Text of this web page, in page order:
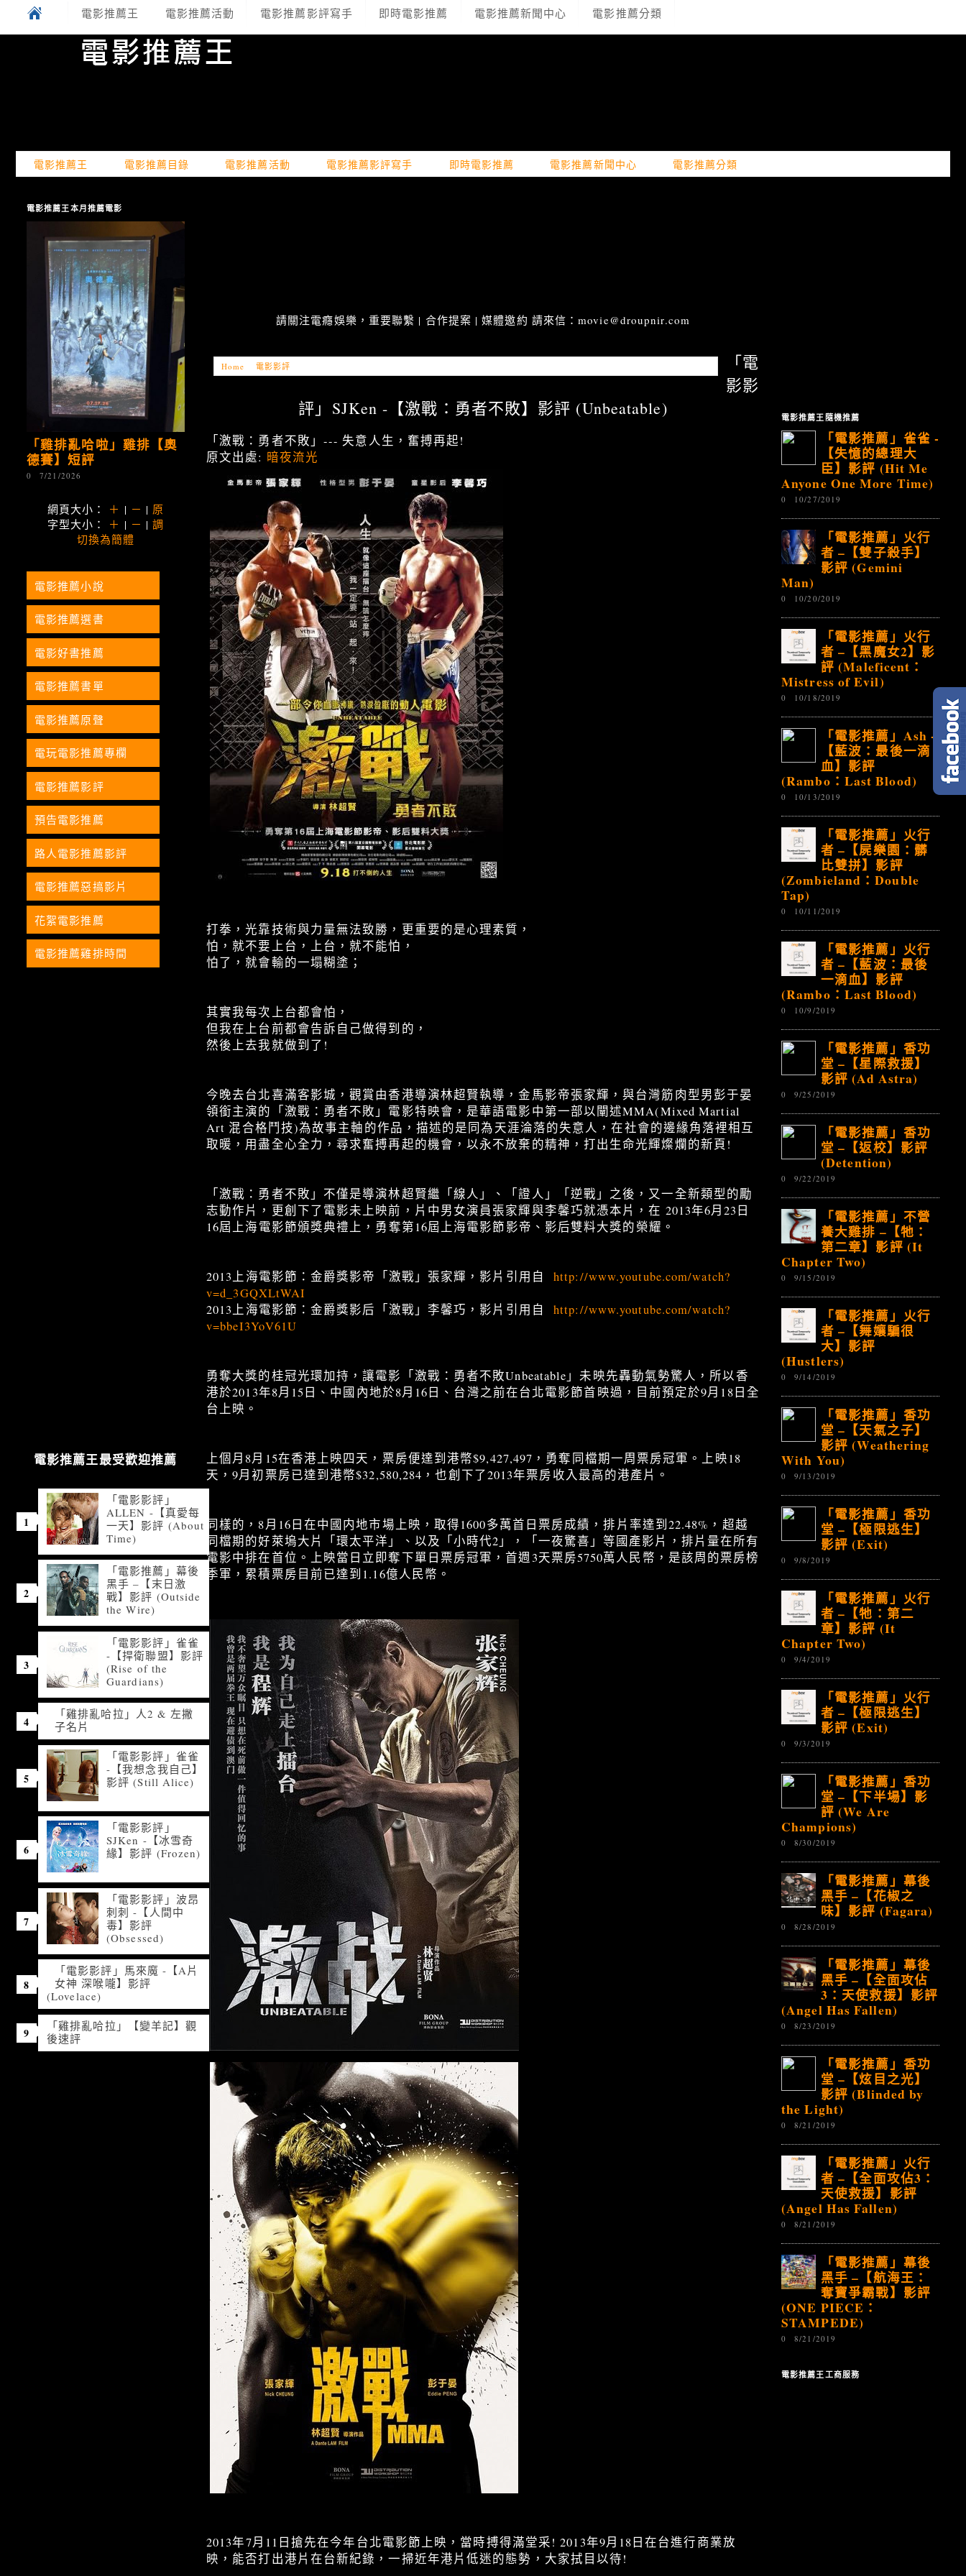
電影推薦王 電影推薦活動 電影推薦影評寫手 即時電影推薦 電影推薦新聞中心 電影推薦分類
電影推薦王 電影推薦目錄 電影推薦活動 電影推薦影評寫手 即時電影推薦 電影推薦新聞中心 電影推薦分類
請關注電癮娛樂，重要聯繫 | 合作提案 | 媒體邀約 請來信：movie@droupnir.com
Home 電影影評
「電
影影
評」SJKen -【激戰：勇者不敗】影評 (Unbeatable)
「激戰：勇者不敗」--- 失意人生，奮搏再起!
原文出處: 暗夜流光
打拳，光靠技術與力量無法致勝，更重要的是心理素質，
怕，就不要上台，上台，就不能怕，
怕了，就會輸的一塌糊塗；
其實我每次上台都會怕，
但我在上台前都會告訴自己做得到的，
然後上去我就做到了!
今晚去台北喜滿客影城，觀賞由香港導演林超賢執導，金馬影帝張家輝，與台灣筋肉型男彭于晏
領銜主演的「激戰：勇者不敗」電影特映會，是華語電影中第一部以闡述MMA(Mixed Martial
Art 混合格鬥技)為故事主軸的作品，描述的是同為天涯淪落的失意人，在社會的邊緣角落裡相互
取暖，用盡全心全力，尋求奮搏再起的機會，以永不放棄的精神，打出生命光輝燦爛的新頁!
「激戰：勇者不敗」不僅是導演林超賢繼「線人」、「證人」「逆戰」之後，又一全新類型的勵
志動作片，更創下了電影未上映前，片中男女演員張家輝與李馨巧就憑本片，在 2013年6月23日
16屆上海電影節頒獎典禮上，勇奪第16屆上海電影節影帝、影后雙料大獎的榮耀。
2013上海電影節：金爵獎影帝「激戰」張家輝，影片引用自http://www.youtube.com/watch?
v=d_3GQXLtWAI
2013上海電影節：金爵獎影后「激戰」李馨巧，影片引用自http://www.youtube.com/watch?
v=bbeI3YoV61U
勇奪大獎的桂冠光環加持，讓電影「激戰：勇者不敗Unbeatable」未映先轟動氣勢驚人，所以香
港於2013年8月15日、中國內地於8月16日、台灣之前在台北電影節首映過，目前預定於9月18日全
台上映。
上個月8月15在香港上映四天，票房便達到港幣$9,427,497，勇奪同檔期一周票房冠軍。上映18
天，9月初票房已達到港幣$32,580,284，也創下了2013年票房收入最高的港產片。
同樣的，8月16日在中國内地市場上映，取得1600多萬首日票房成績，排片率達到22.48%，超越
同檔期的好萊塢大片「環太平洋」、以及「小時代2」，「一夜驚喜」等國產影片，排片量在所有
電影中排在首位。上映當日立即奪下單日票房冠軍，首週3天票房5750萬人民幣，是該周的票房榜
季軍，累積票房目前已達到1.16億人民幣。
2013年7月11日搶先在今年台北電影節上映，當時搏得滿堂采! 2013年9月18日在台進行商業放
映，能否打出港片在台新紀錄，一掃近年港片低迷的態勢，大家拭目以待!
電影推薦王本月推薦電影
「雞排亂哈啦」雞排【奧
德賽】短評
0 7/21/2026
網頁大小： ＋ | － | 原
字型大小： ＋ | － |調
切換為簡體
電影推薦小說
電影推薦選書
電影好書推薦
電影推薦書單
電影推薦原聲
電玩電影推薦專欄
電影推薦影評
預告電影推薦
路人電影推薦影評
電影推薦惡搞影片
花絮電影推薦
電影推薦雞排時間
電影推薦王最受歡迎推薦
「電影影評」
ALLEN -【真愛每
一天】影評 (About
Time)
「電影推薦」幕後
黑手 –【末日激
戰】影評 (Outside
the Wire)
「電影影評」雀雀
-【捍衛聯盟】影評
(Rise of the
Guardians)
「雞排亂哈拉」人2 & 左撇
子名片
「電影影評」雀雀
-【我想念我自己】
影評 (Still Alice)
「電影影評」
SJKen -【冰雪奇
緣】影評 (Frozen)
「電影影評」波昂
刺刺 -【人間中
毒】影評
(Obsessed)
「電影影評」馬來魔 -【A片
女神 深喉嚨】影評
(Lovelace)
「雞排亂哈拉」【變羊記】觀
後速評
電影推薦王隨機推薦
「電影推薦」雀雀 -
【失憶的總理大
臣】影評 (Hit Me
Anyone One More Time)
0 10/27/2019
「電影推薦」火行
者 –【雙子殺手】
影評 (Gemini
Man)
0 10/20/2019
「電影推薦」火行
者 –【黑魔女2】影
評 (Maleficent：
Mistress of Evil)
0 10/18/2019
「電影推薦」Ash -
【藍波：最後一滴
血】影評
(Rambo：Last Blood)
0 10/13/2019
「電影推薦」火行
者 –【屍樂園：髒
比雙拼】影評
(Zombieland：Double
Tap)
0 10/11/2019
「電影推薦」火行
者 –【藍波：最後
一滴血】影評
(Rambo：Last Blood)
0 10/9/2019
「電影推薦」香功
堂 –【星際救援】
影評 (Ad Astra)
0 9/25/2019
「電影推薦」香功
堂 –【返校】影評
(Detention)
0 9/22/2019
「電影推薦」不營
養大雞排 –【牠：
第二章】影評 (It
Chapter Two)
0 9/15/2019
「電影推薦」火行
者 –【舞孃騙很
大】影評
(Hustlers)
0 9/14/2019
「電影推薦」香功
堂 –【天氣之子】
影評 (Weathering
With You)
0 9/13/2019
「電影推薦」香功
堂 –【極限逃生】
影評 (Exit)
0 9/8/2019
「電影推薦」火行
者 –【牠：第二
章】影評 (It
Chapter Two)
0 9/4/2019
「電影推薦」火行
者 –【極限逃生】
影評 (Exit)
0 9/3/2019
「電影推薦」香功
堂 –【下半場】影
評 (We Are
Champions)
0 8/30/2019
「電影推薦」幕後
黑手 –【花椒之
味】影評 (Fagara)
0 8/28/2019
「電影推薦」幕後
黑手 –【全面攻佔
3：天使救援】影評
(Angel Has Fallen)
0 8/23/2019
「電影推薦」香功
堂 –【炫目之光】
影評 (Blinded by
the Light)
0 8/21/2019
「電影推薦」火行
者 –【全面攻佔3：
天使救援】影評
(Angel Has Fallen)
0 8/21/2019
「電影推薦」幕後
黑手 –【航海王：
奪寶爭霸戰】影評
(ONE PIECE：
STAMPEDE)
0 8/21/2019
電影推薦王工商服務